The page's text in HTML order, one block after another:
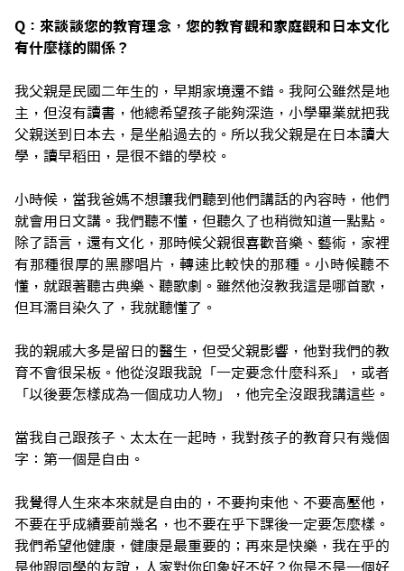
Q：來談談您的教育理念，您的教育觀和家庭觀和日本文化
有什麼樣的關係？
我父親是民國二年生的，早期家境還不錯。我阿公雖然是地
主，但沒有讀書，他總希望孩子能夠深造，小學畢業就把我
父親送到日本去，是坐船過去的。所以我父親是在日本讀大
學，讀早稻田，是很不錯的學校。
小時候，當我爸媽不想讓我們聽到他們講話的內容時，他們
就會用日文講。我們聽不懂，但聽久了也稍微知道一點點。
除了語言，還有文化，那時候父親很喜歡音樂、藝術，家裡
有那種很厚的黑膠唱片，轉速比較快的那種。小時候聽不
懂，就跟著聽古典樂、聽歌劇。雖然他沒教我這是哪首歌，
但耳濡目染久了，我就聽懂了。
我的親戚大多是留日的醫生，但受父親影響，他對我們的教
育不會很呆板。他從沒跟我說「一定要念什麼科系」，或者
「以後要怎樣成為一個成功人物」，他完全沒跟我講這些。
當我自己跟孩子、太太在一起時，我對孩子的教育只有幾個
字：第一個是自由。
我覺得人生來本來就是自由的，不要拘束他、不要高壓他，
不要在乎成績要前幾名，也不要在乎下課後一定要怎麼樣。
我們希望他健康，健康是最重要的；再來是快樂，我在乎的
是他跟同學的友誼，人家對你印象好不好？你是不是一個好